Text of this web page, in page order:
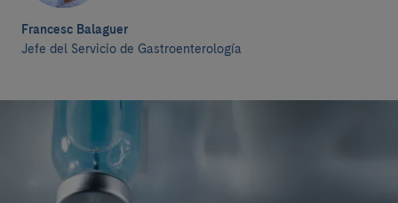
Francesc Balaguer
Jefe del Servicio de Gastroenterología